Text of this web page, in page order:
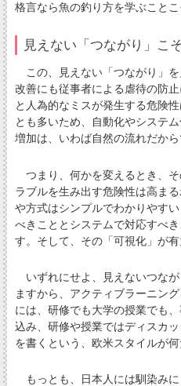
格言なら魚の釣り方を学ぶことこ
見えない「つながり」こ
この、見えない「つながり」
改善にも従事者による虐待の防
と人為的なミスが発生する危険
とも多いため、自動化やシステ
増加は、いわば自然の流れだから
つまり、何かを変えるとき、
ラブルを生み出す危険性は高ま
や方式はシンプルでわかりやす
べきこととシステムで対応すべ
す。そして、その「可視化」が有
いずれにせよ、見えないつな
ますから、アクティブラーニン
には、研修でも大学の授業でも
込み、研修や授業ではディスカ
を書くという、欧米スタイルが何
もっとも、日本人には馴染み